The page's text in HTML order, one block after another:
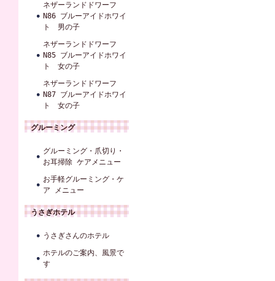
ネザーランドドワーフ
N86 ブルーアイドホワイ
ト 男の子
ネザーランドドワーフ
N85 ブルーアイドホワイ
ト 女の子
ネザーランドドワーフ
N87 ブルーアイドホワイ
ト 女の子
グルーミング
グルーミング・爪切り・
お耳掃除 ケアメニュー
お手軽グルーミング・ケ
ア メニュー
うさぎホテル
うさぎさんのホテル
ホテルのご案内、風景で
す